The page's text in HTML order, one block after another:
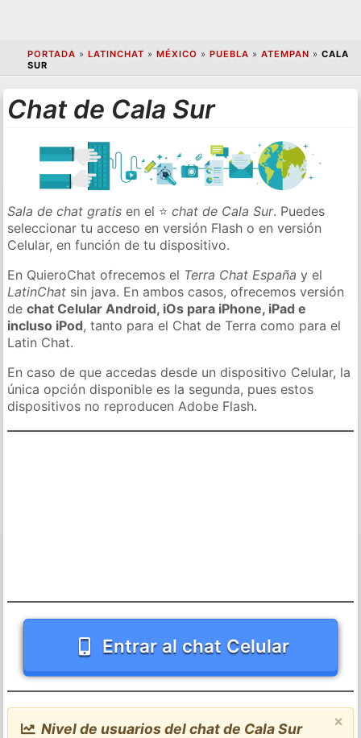
PORTADA » LATINCHAT » MÉXICO » PUEBLA » ATEMPAN » CALA
SUR
Chat de Cala Sur
Sala de chat gratis en el ⭐chat de Cala Sur. Puedes
seleccionar tu acceso en versión Flash o en versión
Celular, en función de tu dispositivo.
En QuieroChat ofrecemos el Terra Chat España y el
LatinChat sin java. En ambos casos, ofrecemos versión
dechat Celular Android, iOs para iPhone, iPad e
incluso iPod, tanto para el Chat de Terra como para el
Latin Chat.
En caso de que accedas desde un dispositivo Celular, la
única opción disponible es la segunda, pues estos
dispositivos no reproducen Adobe Flash.
Entrar al chat Celular
×
Nivel de usuarios del chat de Cala Sur